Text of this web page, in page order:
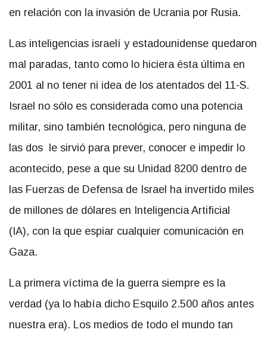
en relación con la invasión de Ucrania por Rusia.
Las inteligencias israelí y estadounidense quedaron
mal paradas, tanto como lo hiciera ésta última en
2001 al no tener ni idea de los atentados del 11-S.
Israel no sólo es considerada como una potencia
militar, sino también tecnológica, pero ninguna de
las dos le sirvió para prever, conocer e impedir lo
acontecido, pese a que su Unidad 8200 dentro de
las Fuerzas de Defensa de Israel ha invertido miles
de millones de dólares en Inteligencia Artificial
(IA), con la que espiar cualquier comunicación en
Gaza.
La primera víctima de la guerra siempre es la
verdad (ya lo había dicho Esquilo 2.500 años antes
nuestra era). Los medios de todo el mundo tan